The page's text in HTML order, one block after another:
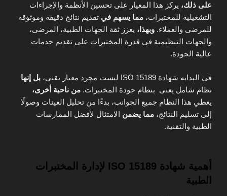
على ذلك، يركز هذا المعيار على تحسين الأنظمة والإجراءات
التشغيلية للمختبرات، مما يسهم في تقديم نتائج دقيقة وموثوقة
للمرضى والعملاء. وبهذا، يعزز ثقة الجهات الطبية، المرضى،
والجهات التنظيمية في قدرة المختبرات على تقديم خدمات
عالية الجودة.
فى البدايه شهادة ISO 15189 ليست مجرد معيار تقني،
بل إنها
نظام شامل يعنى بنظام جودة المختبرات. من ناحية أخرى،
يغطي هذا النظام جميع الجوانب، بدءًا من تحليل العينات وصولًا
إلى تسليم النتائج، مما يضمن الامتثال لأفضل الممارسات
الطبية والتقنية.
أهمية شهادة ISO 15189 لإدارة المختبرات
الطبية